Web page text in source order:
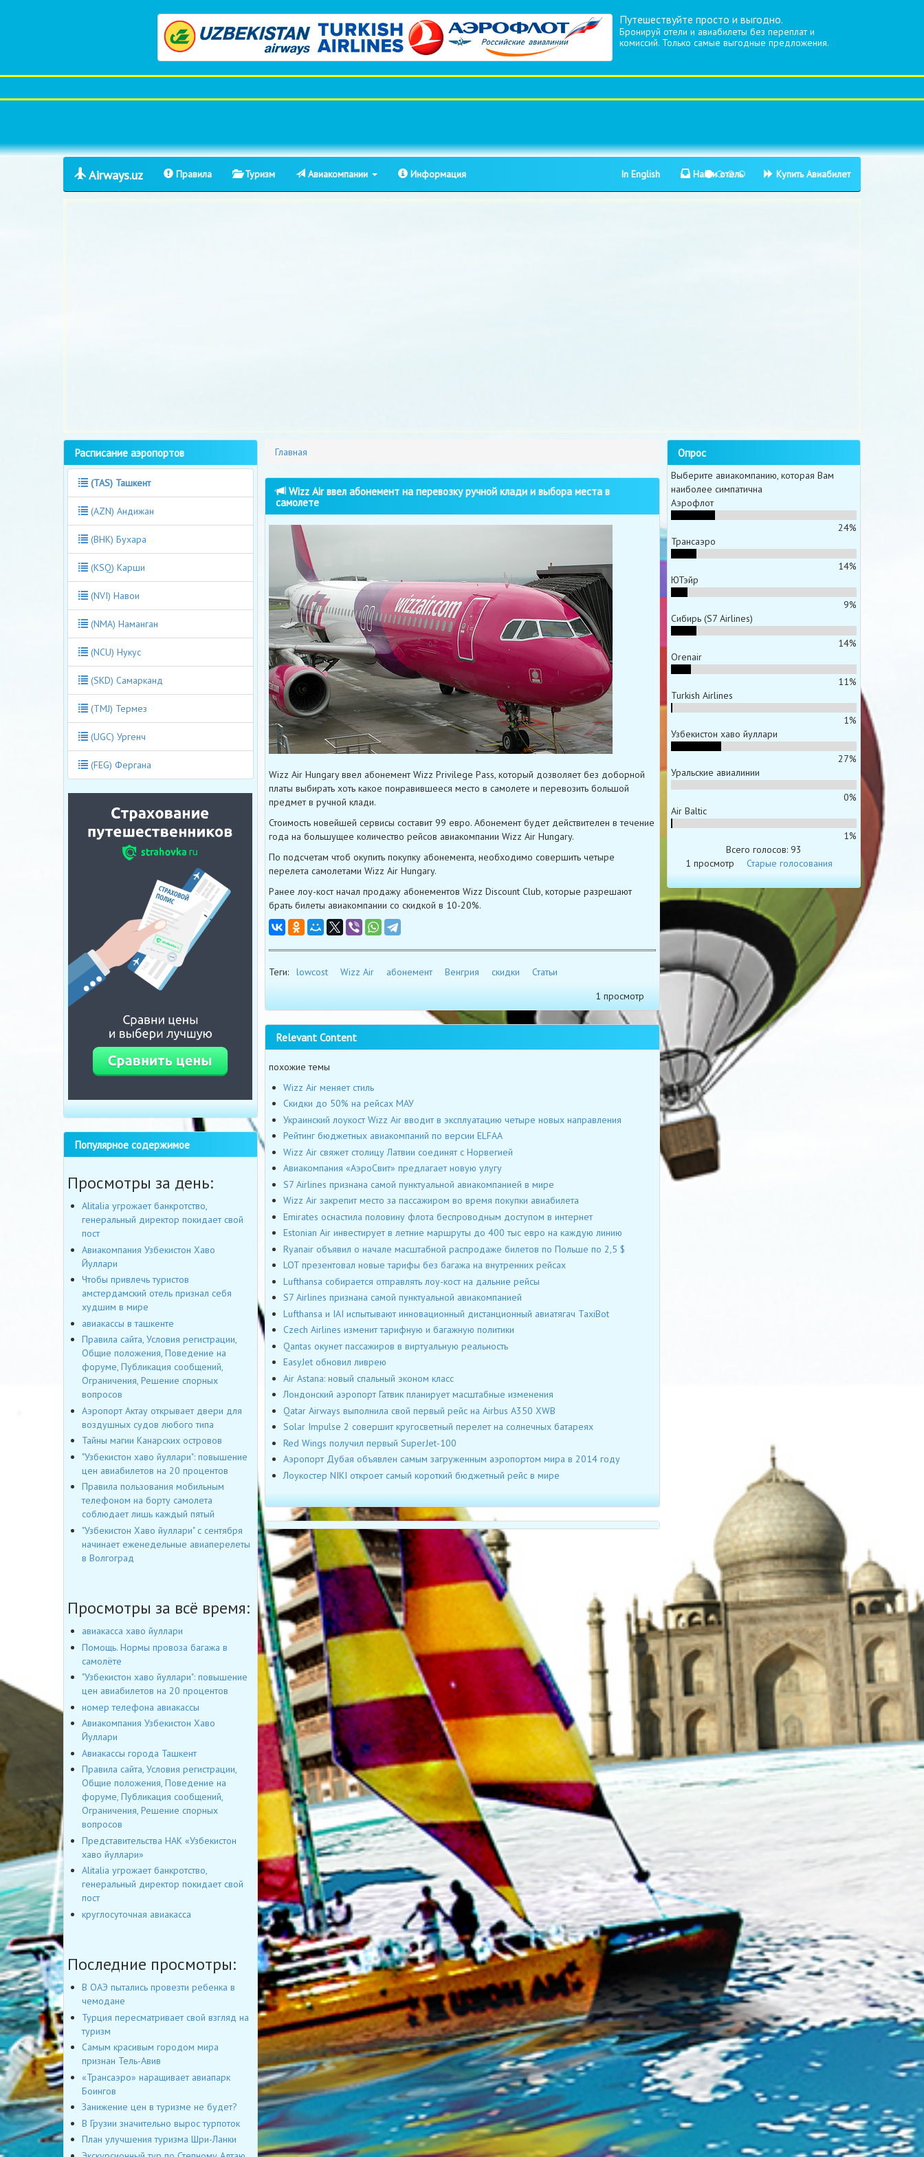
Путешествуйте просто и выгодно.
Бронируй отели и авиабилеты без переплат и
комиссий. Только самые выгодные предложения.
Airways.uz Правила Туризм Авиакомпании Информация In English Найти отель Купить Авиабилет
Главная
Wizz Air ввел абонемент на перевозку ручной клади и выбора места в
самолете
Wizz Air Hungary ввел абонемент Wizz Privilege Pass, который дозволяет без доборной
платы выбирать хоть какое понравившееся место в самолете и перевозить большой
предмет в ручной клади.
Стоимость новейшей сервисы составит 99 евро. Абонемент будет действителен в течение
года на большущее количество рейсов авиакомпании Wizz Air Hungary.
По подсчетам чтоб окупить покупку абонемента, необходимо совершить четыре
перелета самолетами Wizz Air Hungary.
Ранее лоу-кост начал продажу абонементов Wizz Discount Club, которые разрешают
брать билеты авиакомпании со скидкой в 10-20%.
Теги: lowcost Wizz Air абонемент Венгрия скидки
Статьи
1 просмотр
Relevant Content
похожие темы
Wizz Air меняет стиль
Cкидки до 50% на рейсах МАУ
Украинский лоукост Wizz Air вводит в эксплуатацию четыре новых направления
Рейтинг бюджетных авиакомпаний по версии ELFAA
Wizz Air свяжет столицу Латвии соединят с Норвегией
Авиакомпания «АэроСвит» предлагает новую улугу
S7 Airlines признана самой пунктуальной авиакомпанией в мире
Wizz Air закрепит место за пассажиром во время покупки авиабилета
Emirates оснастила половину флота беспроводным доступом в интернет
Estonian Air инвестирует в летние маршруты до 400 тыс евро на каждую линию
Ryanair объявил о начале масштабной распродаже билетов по Польше по 2,5 $
LOT презентовал новые тарифы без багажа на внутренних рейсах
Lufthansa собирается отправлять лоу-кост на дальние рейсы
S7 Airlines признана самой пунктуальной авиакомпанией
Lufthansa и IAI испытывают инновационный дистанционный авиатягач TaxiBot
Czech Airlines изменит тарифную и багажную политики
Qantas окунет пассажиров в виртуальную реальность
EasyJet обновил ливрею
Air Astana: новый спальный эконом класс
Лондонский аэропорт Гатвик планирует масштабные изменения
Qatar Airways выполнила свой первый рейс на Airbus A350 XWB
Solar Impulse 2 совершит кругосветный перелет на солнечных батареях
Red Wings получил первый SuperJet-100
Аэропорт Дубая объявлен самым загруженным аэропортом мира в 2014 году
Лоукостер NIKI откроет самый короткий бюджетный рейс в мире
Расписание аэропортов
(TAS) Ташкент
(AZN) Андижан
(BHK) Бухара
(KSQ) Карши
(NVI) Навои
(NMA) Наманган
(NCU) Нукус
(SKD) Самарканд
(TMJ) Термез
(UGC) Ургенч
(FEG) Фергана
Популярное содержимое
Просмотры за день:
Alitalia угрожает банкротство,
генеральный директор покидает свой
пост
Авиакомпания Узбекистон Хаво
Йуллари
Чтобы привлечь туристов
амстердамский отель признал себя
худшим в мире
авиакассы в ташкенте
Правила сайта, Условия регистрации,
Общие положения, Поведение на
форуме, Публикация сообщений,
Ограничения, Решение спорных
вопросов
Аэропорт Актау открывает двери для
воздушных судов любого типа
Тайны магии Канарских островов
"Узбекистон хаво йуллари": повышение
цен авиабилетов на 20 процентов
Правила пользования мобильным
телефоном на борту самолета
соблюдает лишь каждый пятый
"Узбекистон Хаво йуллари" с сентября
начинает еженедельные авиаперелеты
в Волгоград
Просмотры за всё время:
авиакасса хаво йуллари
Помощь. Нормы провоза багажа в
самолёте
"Узбекистон хаво йуллари": повышение
цен авиабилетов на 20 процентов
номер телефона авиакассы
Авиакомпания Узбекистон Хаво
Йуллари
Авиакассы города Ташкент
Правила сайта, Условия регистрации,
Общие положения, Поведение на
форуме, Публикация сообщений,
Ограничения, Решение спорных
вопросов
Представительства НАК «Узбекистон
хаво йуллари»
Alitalia угрожает банкротство,
генеральный директор покидает свой
пост
круглосуточная авиакасса
Последние просмотры:
В ОАЭ пытались провезти ребенка в
чемодане
Турция пересматривает свой взгляд на
туризм
Самым красивым городом мира
признан Тель-Авив
«Трансаэро» наращивает авиапарк
Боингов
Занижение цен в туризме не будет?
В Грузии значительно вырос турпоток
План улучшения туризма Шри-Ланки
Опрос
Выберите авиакомпанию, которая Вам
наиболее симпатична
Аэрофлот
24%
Трансаэро
14%
ЮТэйр
9%
Сибирь (S7 Airlines)
14%
Orenair
11%
Turkish Airlines
1%
Узбекистон хаво йуллари
27%
Уральские авиалинии
0%
Air Baltic
1%
Всего голосов: 93
1 просмотр
Старые голосования